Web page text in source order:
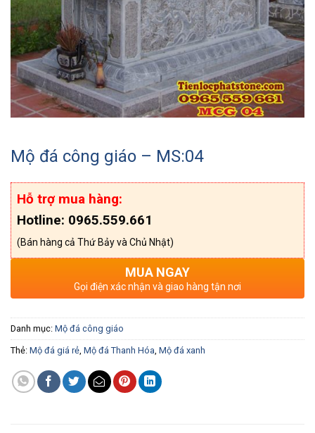
Mộ đá công giáo – MS:04
Hỗ trợ mua hàng:
Hotline: 0965.559.661
(Bán hàng cả Thứ Bảy và Chủ Nhật)
MUA NGAY
Gọi điện xác nhận và giao hàng tận nơi
Danh mục: Mộ đá công giáo
Thẻ: Mộ đá giá rẻ, Mộ đá Thanh Hóa, Mộ đá xanh